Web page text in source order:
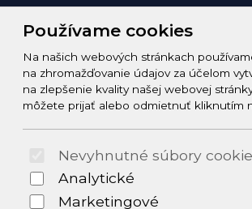
Používame cookies
Na našich webových stránkach
na zhromažďovanie údajov za účelom
na zlepšenie kvality našej webovej
môžete prijať alebo odmietnuť kliknutím
Nevyhnutné súbory cookie
Analytické
Marketingové
GDPR ochrana osobných údajov
Kontakt
info@zeleziarstvo-majster.sk
+421456812908
© 2026 Arrabella s.r.o., mayabella